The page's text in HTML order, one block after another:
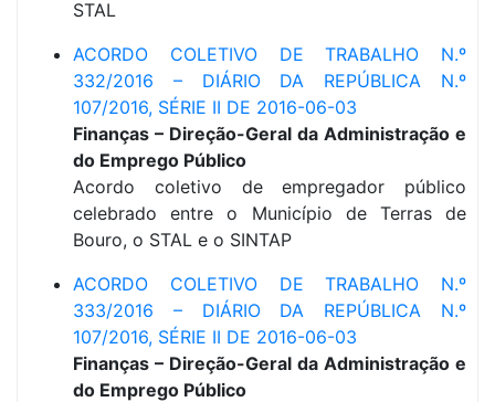
STAL
ACORDO COLETIVO DE TRABALHO N.º
332/2016 – DIÁRIO DA REPÚBLICA N.º
107/2016, SÉRIE II DE 2016-06-03
Finanças – Direção-Geral da Administração e
do Emprego Público
Acordo coletivo de empregador público
celebrado entre o Município de Terras de
Bouro, o STAL e o SINTAP
ACORDO COLETIVO DE TRABALHO N.º
333/2016 – DIÁRIO DA REPÚBLICA N.º
107/2016, SÉRIE II DE 2016-06-03
Finanças – Direção-Geral da Administração e
do Emprego Público